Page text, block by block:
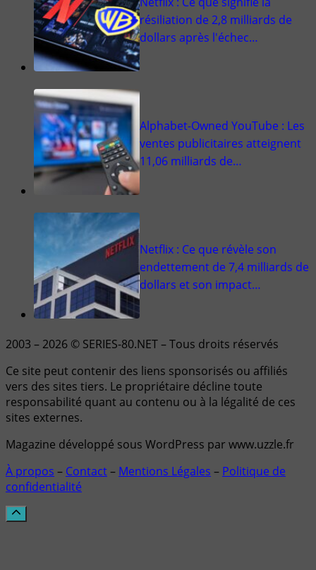
résiliation de 2,8 milliards de
dollars après l'échec…
Alphabet-Owned YouTube : Les
ventes publicitaires atteignent
11,06 milliards de…
Netflix : Ce que révèle son
endettement de 7,4 milliards de
dollars et son impact…
2003 – 2026 © SERIES-80.NET – Tous droits réservés
Ce site peut contenir des liens sponsorisés ou affiliés
vers des sites tiers. Le propriétaire décline toute
responsabilité quant au contenu ou à la légalité de ces
sites externes.
Magazine développé sous WordPress par www.uzzle.fr
À propos – Contact– Mentions Légales – Politique de
confidentialité